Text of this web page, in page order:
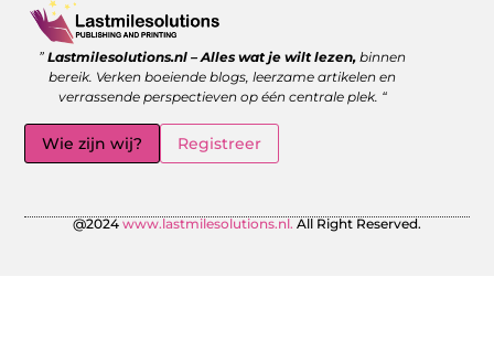
”Lastmilesolutions.nl – Alles wat je wilt lezen, binnen
bereik. Verken boeiende blogs, leerzame artikelen en
verrassende perspectieven op één centrale plek. “
Wie zijn wij? Registreer
@2024 www.lastmilesolutions.nl. All Right Reserved.